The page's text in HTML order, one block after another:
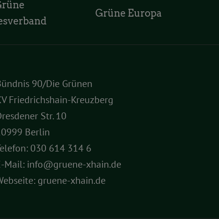
Grüne Europa
90/Die Grünen
Friedrichshain-Kreuzberg
Str. 10
Berlin
030 614 314 6
Mail: info@gruene-xhain.de
gruene-xhain.de